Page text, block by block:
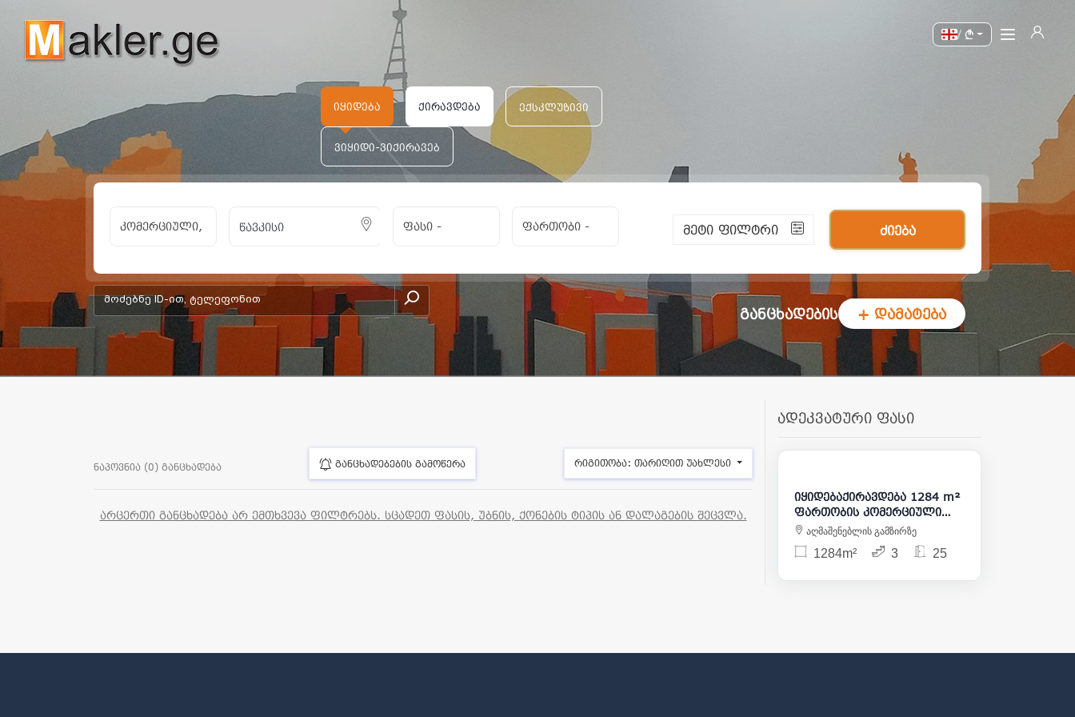
/
იყიდება ქირავდება ექსკლუზივი
ვიყიდი-ვიქირავებ
კომერციული, ფასი - ფართობი - მეტი ფილტრი ძიება
add-form
განცხადების + დამატება
ნაპოვნია (0) განცხადება განცხადებების გამოწერა რიგითობა: თარიღით უახლესი
არცერთი განცხადება არ ემთხვევა ფილტრებს. სცადეთ ფასის, უბნის, ქონების ტიპის ან დალაგების შეცვლა.
ადეკვატური ფასი
5 000 000
იყიდებაქირავდება 1284 m²
ფართობის კომერციული
ფართი ჩუღურეთში
აღმაშენებლის გამზირზე
1284m² 3 25